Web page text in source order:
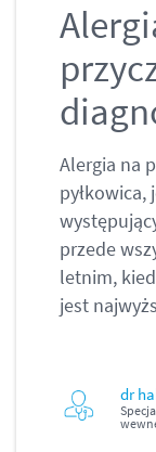
dr
Alergia na
pyłkowica,
przede
letnim,
jest